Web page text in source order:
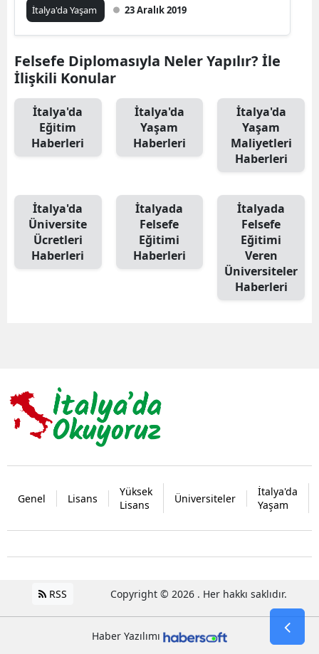
İtalya'da Yaşam 23 Aralık 2019
Felsefe Diplomasıyla Neler Yapılır? İle
İlişkili Konular
İtalya'da
Eğitim
Haberleri
İtalya'da
Yaşam
Haberleri
İtalya'da
Yaşam
Maliyetleri
Haberleri
İtalya'da
Üniversite
Ücretleri
Haberleri
İtalyada
Felsefe
Eğitimi
Haberleri
İtalyada
Felsefe
Eğitimi
Veren
Üniversiteler
Haberleri
Genel Lisans
Yüksek
Lisans
Üniversiteler
İtalya'da
Yaşam
RSS Copyright © 2026 . Her hakkı saklıdır.
Haber Yazılımı